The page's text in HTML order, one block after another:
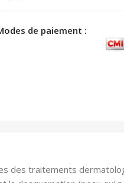
de paiement :
des traitements